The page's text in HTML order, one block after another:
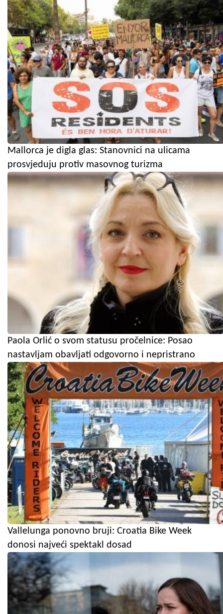
Mallorca je digla glas: Stanovnici na ulicama
prosvjeduju protiv masovnog turizma
Paola Orlić o svom statusu pročelnice: Posao
nastavljam obavljati odgovorno i nepristrano
Vallelunga ponovno bruji: Croatia Bike Week
donosi najveći spektakl dosad